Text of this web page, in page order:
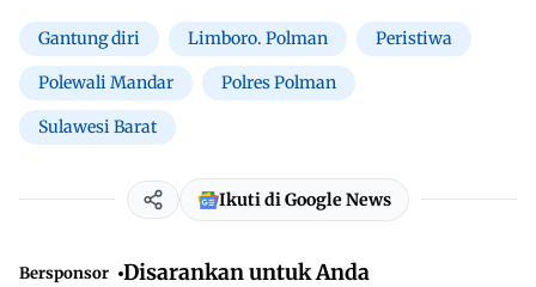
Gantung diri Limboro. Polman Peristiwa
Polewali Mandar Polres Polman
Sulawesi Barat
Ikuti di Google News
Bersponsor Disarankan untuk Anda